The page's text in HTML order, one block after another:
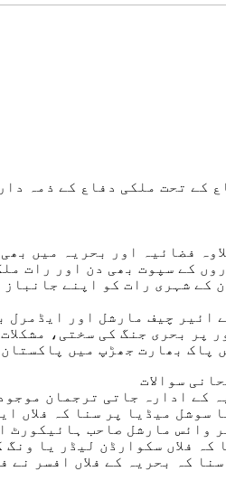
کے تحت ملکی دفاع کے ذمہ
فضائیہ اور بحریہ میں
کے سپوت بھی دن اور رات
ائیر چیف مارشل اور
پر بحری جنگ کی سختی،
پاک بھارت جھڑپ میں
سوالات
کہ بحریہ کے فلاں افسر